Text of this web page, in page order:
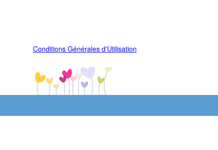
Conditions Générales d'Utilisation